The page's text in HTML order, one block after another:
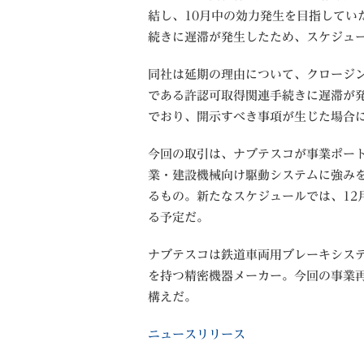
結し、10月中の効力発生を目指してい
続きに遅滞が発生したため、スケジュ
同社は延期の理由について、クロージ
である許認可取得関連手続きに遅滞が
でおり、開示すべき事項が生じた場合
今回の取引は、ナブテスコが事業ポー
業・建設機械向け駆動システムに強み
るもの。新たなスケジュールでは、
る予定だ。
ナブテスコは鉄道車両用ブレーキシス
を持つ精密機器メーカー。今回の事業
構えだ。
ニュースリリース